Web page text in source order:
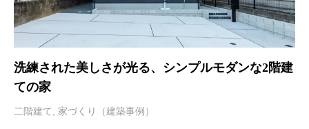
洗練された美しさが光る、シンプルモダンな2階建
ての家
二階建て 家づくり（建築事例）